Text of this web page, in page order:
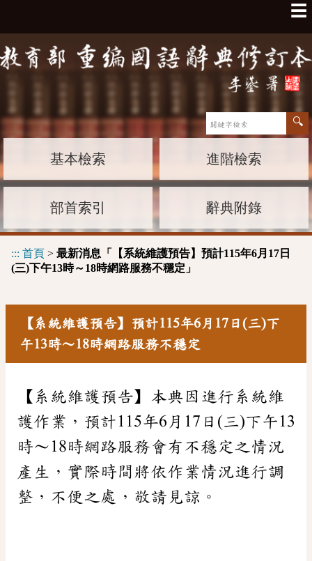
☰
基本檢索 進階檢索
部首索引 辭典附錄
::: 首頁 > 最新消息「【系統維護預告】預計115年6月17日
(三)下午13時～18時網路服務不穩定」
【系統維護預告】預計115年6月17日(三)下
午13時～18時網路服務不穩定
【系統維護預告】本典因進行系統維
護作業，預計115年6月17日(三)下午13
時～18時網路服務會有不穩定之情況
產生，實際時間將依作業情況進行調
整，不便之處，敬請見諒。